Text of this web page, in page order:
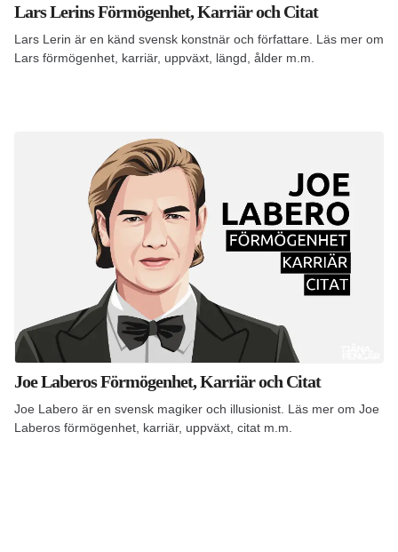
Lars Lerins Förmögenhet, Karriär och Citat
Lars Lerin är en känd svensk konstnär och författare. Läs mer om
Lars förmögenhet, karriär, uppväxt, längd, ålder m.m.
Joe Laberos Förmögenhet, Karriär och Citat
Joe Labero är en svensk magiker och illusionist. Läs mer om Joe
Laberos förmögenhet, karriär, uppväxt, citat m.m.